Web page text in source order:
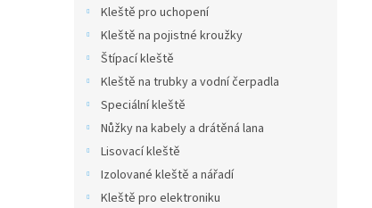
Kleště pro uchopení
Kleště na pojistné kroužky
Štípací kleště
Kleště na trubky a vodní čerpadla
Speciální kleště
Nůžky na kabely a drátěná lana
Lisovací kleště
Izolované kleště a nářadí
Kleště pro elektroniku